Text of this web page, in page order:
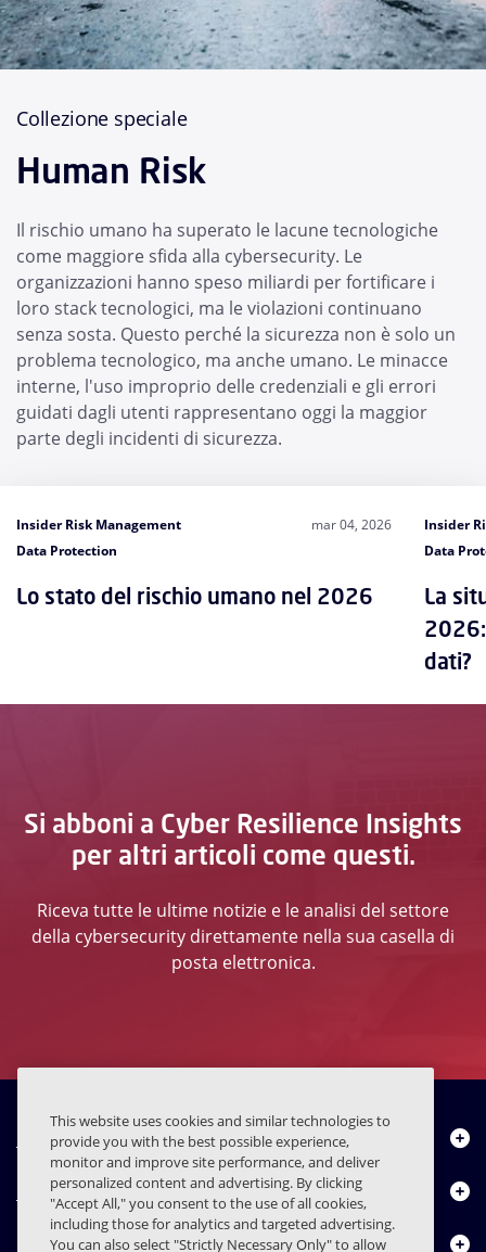
Collezione speciale
Human Risk
Il rischio umano ha superato le lacune tecnologiche
come maggiore sfida alla cybersecurity. Le
organizzazioni hanno speso miliardi per fortificare i
loro stack tecnologici, ma le violazioni continuano
senza sosta. Questo perché la sicurezza non è solo un
problema tecnologico, ma anche umano. Le minacce
interne, l'uso improprio delle credenziali e gli errori
guidati dagli utenti rappresentano oggi la maggior
parte degli incidenti di sicurezza.
Insider Risk Management
Data Protection
mar 04, 2026
Lo stato del rischio umano nel 2026
Insider
Data
La
dati?
Si abboni a Cyber Resilience Insights
per altri articoli come questi.
Riceva tutte le ultime notizie e le analisi del settore
della cybersecurity direttamente nella sua casella di
posta elettronica.
Chi siamo
Prodotti
Centro risorse
This website uses cookies and similar technologies to
provide you with the best possible experience,
monitor and improve site performance, and deliver
personalized content and advertising. By clicking
"Accept All," you consent to the use of all cookies,
including those for analytics and targeted advertising.
You can also select "Strictly Necessary Only" to allow